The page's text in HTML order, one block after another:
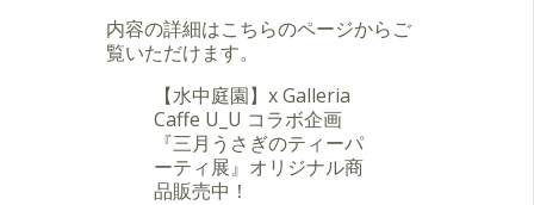
内容の詳細はこちらのページからご
覧いただけます。
【水中庭園】x Galleria
Caffe U_U コラボ企画
『三月うさぎのティーパ
ーティ展』オリジナル商
品販売中！